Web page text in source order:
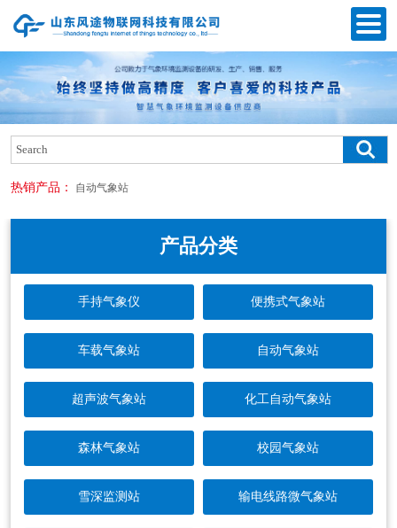
热销产品： 自动气象站
产品分类
手持气象仪 便携式气象站
车载气象站 自动气象站
超声波气象站 化工自动气象站
森林气象站 校园气象站
雪深监测站 输电线路微气象站